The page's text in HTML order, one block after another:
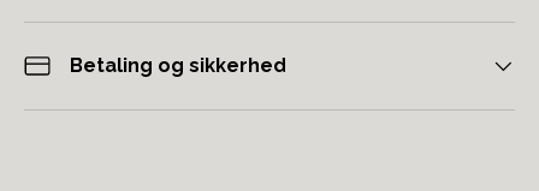
Betaling og sikkerhed